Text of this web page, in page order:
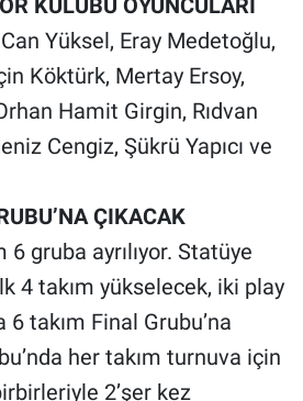
KULÜBÜ OYUNCULARI
Yüksel, Eray Medetoğlu,
Köktürk, Mertay Ersoy,
Hamit Girgin, Rıdvan
Cengiz, Şükrü Yapıcı ve
ÇIKACAK
gruba ayrılıyor. Statüye
4 takım yükselecek, iki play
takım Final Grubu’na
her takım turnuva için
2’şer kez